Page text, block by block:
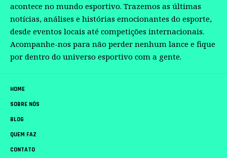
acontece no mundo esportivo. Trazemos as últimas
notícias, análises e histórias emocionantes do esporte,
desde eventos locais até competições internacionais.
Acompanhe-nos para não perder nenhum lance e fique
por dentro do universo esportivo com a gente.
HOME
SOBRE NÓS
BLOG
QUEM FAZ
CONTATO